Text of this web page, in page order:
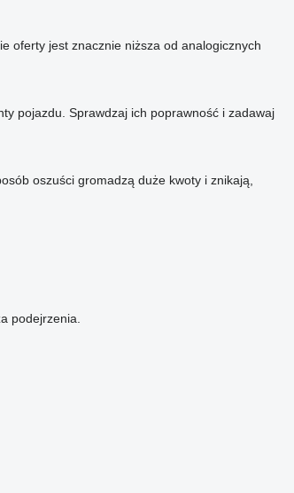
oferty jest znacznie niższa od analogicznych
pojazdu. Sprawdzaj ich poprawność i zadawaj
oszuści gromadzą duże kwoty i znikają,
podejrzenia.